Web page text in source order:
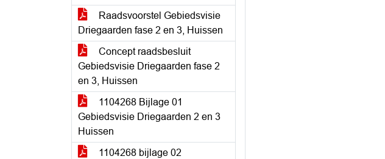
Raadsvoorstel Gebiedsvisie
Driegaarden fase 2 en 3, Huissen
Concept raadsbesluit
Gebiedsvisie Driegaarden fase 2
en 3, Huissen
1104268 Bijlage 01
Gebiedsvisie Driegaarden 2 en 3
Huissen
1104268 bijlage 02